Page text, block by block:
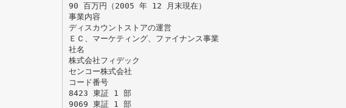
90 百万円（2005 年 12 月末現在）
事業内容
ディスカウントストアの運営
ＥＣ、マーケティング、ファイナンス事業
社名
株式会社フィデック
センコー株式会社
コード番号
8423 東証 1 部
9069 東証 1 部